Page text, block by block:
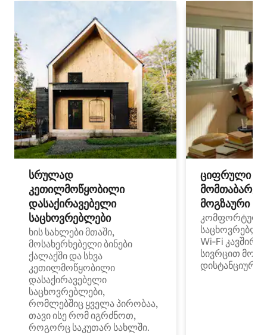
სრულად
კეთილმოწყობილი
დასაქირავებელი
საცხოვრებლები
ხის სახლები მთაში,
მოსახერხებელი ბინები
ქალაქში და სხვა
კეთილმოწყობილი
დასაქირავებელი
საცხოვრებლები,
რომლებშიც ყველა პირობაა,
თავი ისე რომ იგრძნოთ,
როგორც საკუთარ სახლში.
ციფრული
მოგზაური
კომფორტული
Wi‑Fi
სივრცით
დისტანციური